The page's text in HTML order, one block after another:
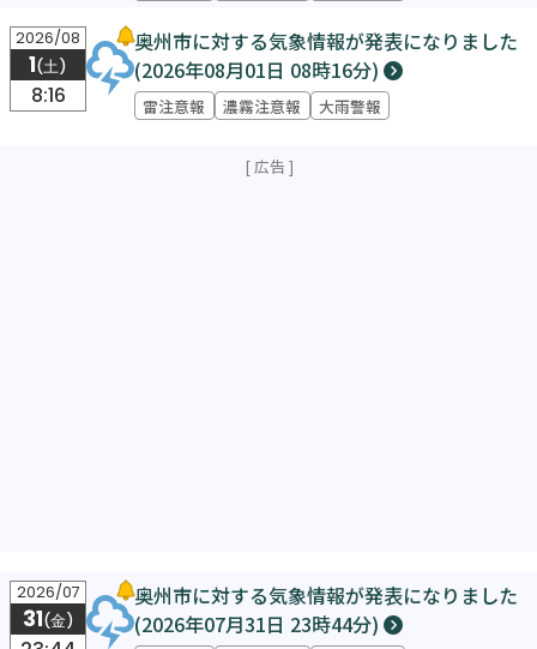
2026/08
1(土)
8:16
奥州市に対する気象情報が発表になりました
(2026年08月01日 08時16分)
雷注意報 濃霧注意報 大雨警報
2026/07
31(金)
奥州市に対する気象情報が発表になりました
(2026年07月31日 23時44分)